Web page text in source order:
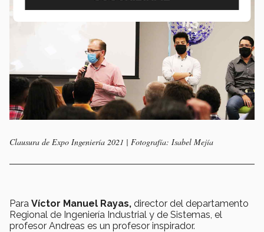
Clausura de Expo Ingeniería 2021 | Fotografía: Isabel Mejía
Para Víctor Manuel Rayas, director del departamento
Regional de Ingeniería Industrial y de Sistemas, el
profesor Andreas es un profesor inspirador.